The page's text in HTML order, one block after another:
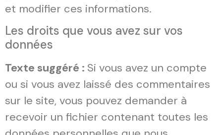
et modifier ces informations.
Les droits que vous avez sur vos
données
Texte suggéré : Si vous avez un compte
ou si vous avez laissé des commentaires
sur le site, vous pouvez demander à
recevoir un fichier contenant toutes les